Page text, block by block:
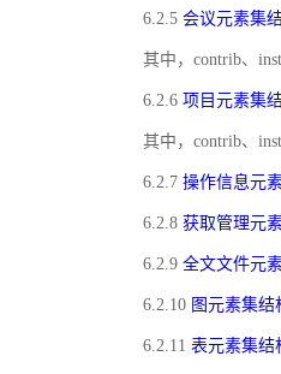
6.2.5 会议元素集
其中，contrib、
6.2.6 项目元素集
其中，contrib、
6.2.7 操作信息元
6.2.8 获取管理元
6.2.9 全文文件元
6.2.10 图元素集结
6.2.11 表元素集结